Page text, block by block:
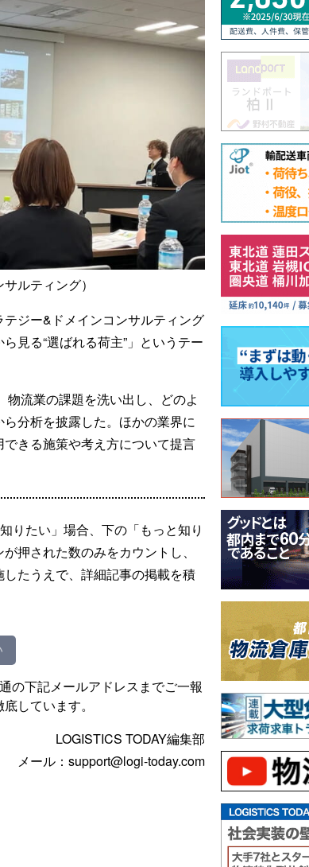
ルティング）
ジー&ドメインコンサルティング
見る“選ばれる荷主”」というテー
流業の課題を洗い出し、どのよ
分析を披露した。ほかの業界に
きる施策や考え方について提言
りたい」場合、下の「もっと知り
押された数のみをカウントし、
たうえで、詳細記事の掲載を積
の下記メールアドレスまでご一報
しています。
LOGISTICS TODAY編集部
メール：support@logi-today.com